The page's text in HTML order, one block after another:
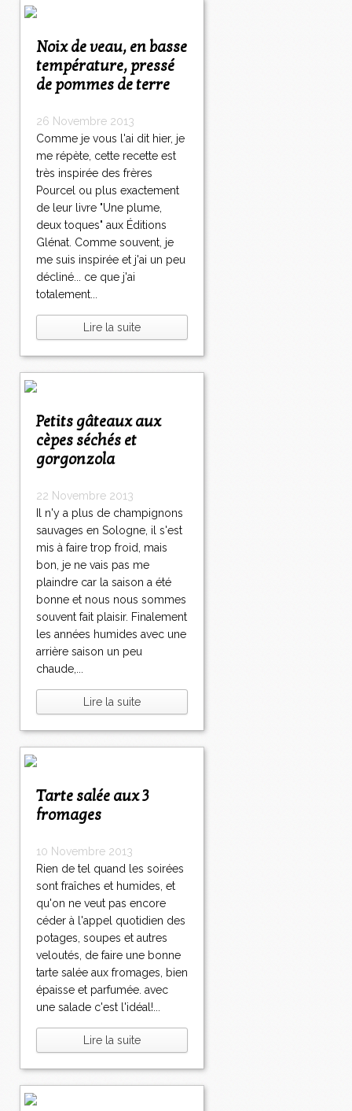
Noix de veau, en basse
température, pressé
de pommes de terre
26 Novembre 2013
Comme je vous l'ai dit hier, je
me répète, cette recette est
très inspirée des frères
Pourcel ou plus exactement
de leur livre "Une plume,
deux toques" aux Éditions
Glénat. Comme souvent, je
me suis inspirée et j'ai un peu
décliné... ce que j'ai
totalement...
Lire la suite
Petits gâteaux aux
cèpes séchés et
gorgonzola
22 Novembre 2013
Il n'y a plus de champignons
sauvages en Sologne, il s'est
mis à faire trop froid, mais
bon, je ne vais pas me
plaindre car la saison a été
bonne et nous nous sommes
souvent fait plaisir. Finalement
les années humides avec une
arrière saison un peu
chaude,...
Lire la suite
Tarte salée aux 3
fromages
10 Novembre 2013
Rien de tel quand les soirées
sont fraîches et humides, et
qu'on ne veut pas encore
céder à l'appel quotidien des
potages, soupes et autres
veloutés, de faire une bonne
tarte salée aux fromages, bien
épaisse et parfumée. avec
une salade c'est l'idéal!...
Lire la suite